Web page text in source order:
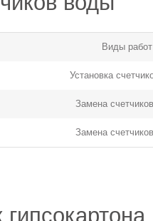
Виды работ
Установка
Замена
Замена